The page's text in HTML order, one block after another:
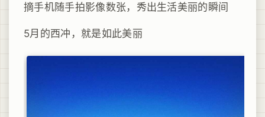
摘手机随手拍影像数张，秀出生活美丽的瞬间
5月的西冲，就是如此美丽